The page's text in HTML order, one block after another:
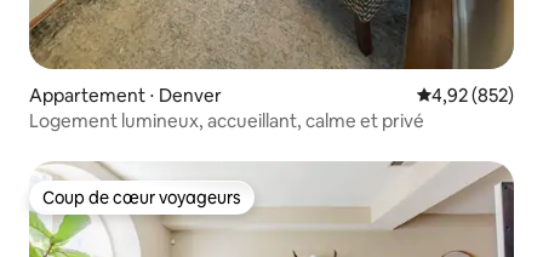
Appartement ⋅ Denver Évaluation
4,92 (852)
Logement lumineux, accueillant, calme et privé
Coup de cœur voyageurs
Coup de cœur voyageurs